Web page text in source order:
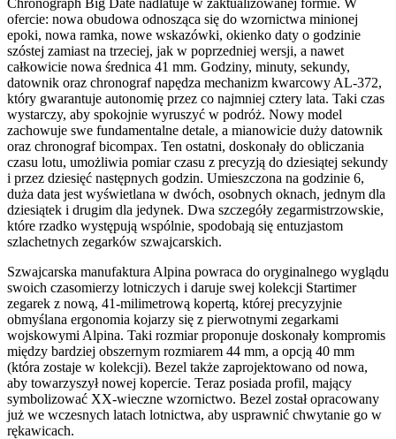
ofercie: nowa obudowa odnosząca się do wzornictwa minionej
epoki, nowa ramka, nowe wskazówki, okienko daty o godzinie
szóstej zamiast na trzeciej, jak w poprzedniej wersji, a nawet
całkowicie nowa średnica 41 mm. Godziny, minuty, sekundy,
datownik oraz chronograf napędza mechanizm kwarcowy AL-372,
który gwarantuje autonomię przez co najmniej cztery lata. Taki czas
wystarczy, aby spokojnie wyruszyć w podróż. Nowy model
zachowuje swe fundamentalne detale, a mianowicie duży datownik
oraz chronograf bicompax. Ten ostatni, doskonały do obliczania
czasu lotu, umożliwia pomiar czasu z precyzją do dziesiątej sekundy
i przez dziesięć następnych godzin. Umieszczona na godzinie 6,
duża data jest wyświetlana w dwóch, osobnych oknach, jednym dla
dziesiątek i drugim dla jedynek. Dwa szczegóły zegarmistrzowskie,
które rzadko występują wspólnie, spodobają się entuzjastom
szlachetnych zegarków szwajcarskich.
Szwajcarska manufaktura Alpina powraca do oryginalnego wyglądu
swoich czasomierzy lotniczych i daruje swej kolekcji Startimer
zegarek z nową, 41-milimetrową kopertą, której precyzyjnie
obmyślana ergonomia kojarzy się z pierwotnymi zegarkami
wojskowymi Alpina. Taki rozmiar proponuje doskonały kompromis
między bardziej obszernym rozmiarem 44 mm, a opcją 40 mm
(która zostaje w kolekcji). Bezel także zaprojektowano od nowa,
aby towarzyszył nowej kopercie. Teraz posiada profil, mający
symbolizować XX-wieczne wzornictwo. Bezel został opracowany
już we wczesnych latach lotnictwa, aby usprawnić chwytanie go w
rękawicach.